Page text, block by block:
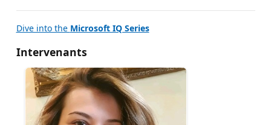
Dive into the Microsoft IQ Series
Intervenants